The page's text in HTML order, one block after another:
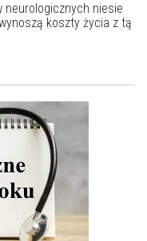
neurologicznych niesie
koszty życia z tą